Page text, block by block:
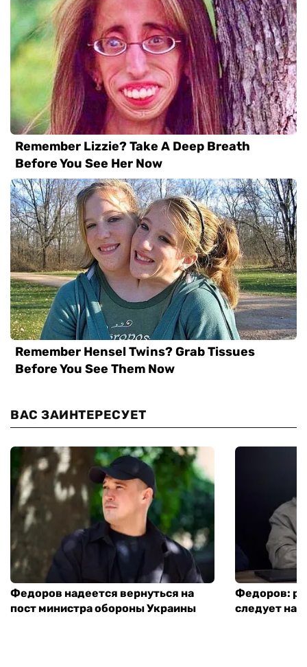
ВАС ЗАИНТЕРЕСУЕТ
Федоров надеется вернуться на
пост министра обороны Украины
Федоров:
следует